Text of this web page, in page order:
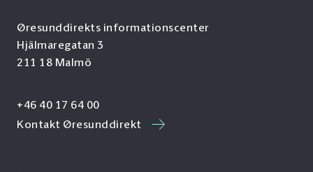
Øresunddirekts informationscenter
Hjälmaregatan 3
211 18 Malmö
+46 40 17 64 00
Kontakt Øresunddirekt